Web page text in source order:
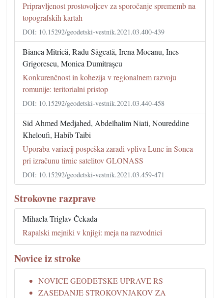
Pripravljenost prostovoljcev za sporočanje sprememb na
topografskih kartah
DOI: 10.15292/geodetski-vestnik.2021.03.400-439
Bianca Mitrică, Radu Săgeată, Irena Mocanu, Ines
Grigorescu, Monica Dumitraşcu
Konkurenčnost in kohezija v regionalnem razvoju
romunije: teritorialni pristop
DOI: 10.15292/geodetski-vestnik.2021.03.440-458
Sid Ahmed Medjahed, Abdelhalim Niati, Noureddine
Kheloufi, Habib Taibi
Uporaba variacij pospeška zaradi vpliva Lune in Sonca
pri izračunu tirnic satelitov GLONASS
DOI: 10.15292/geodetski-vestnik.2021.03.459-471
Strokovne razprave
Mihaela Triglav Čekada
Rapalski mejniki v knjigi: meja na razvodnici
Novice iz stroke
NOVICE GEODETSKE UPRAVE RS
ZASEDANJE STROKOVNJAKOV ZA